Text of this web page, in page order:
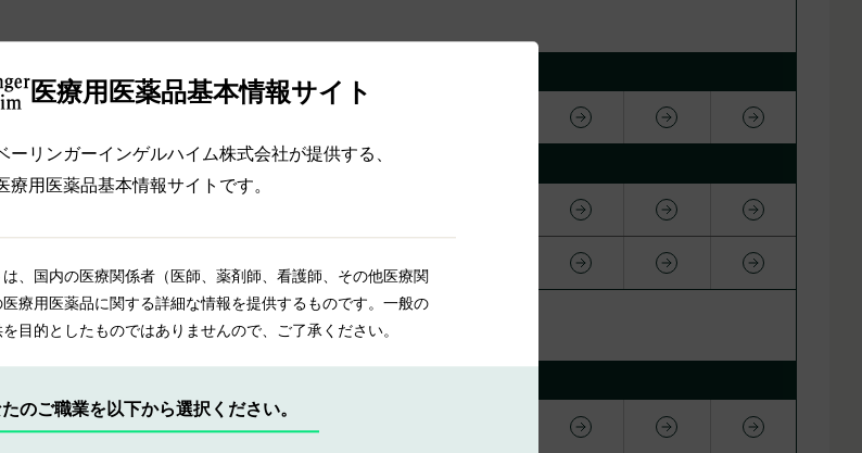
医療用医薬品基本情報サイト
ーリンガーインゲルハイム株式会社が提供する、
療用医薬品基本情報サイトです。
、国内の医療関係者（医師、薬剤師、看護師、その他医療関
療用医薬品に関する詳細な情報を提供するものです。一般の
目的としたものではありませんので、ご了承ください。
のご職業を以下から選択ください。
成分名：エンパグリフロジン/リナグリプチン 領域名：代謝系疾患